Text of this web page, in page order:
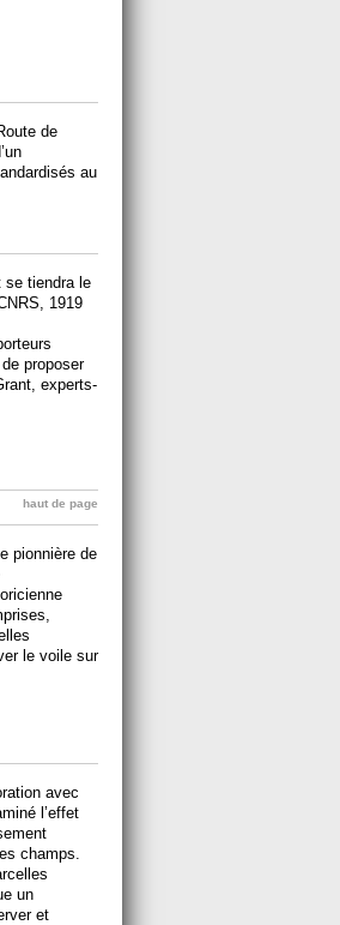
de
au
se tiendra le
1919
proposer
experts-
haut de page
pionnière de
le voile sur
avec
l’effet
champs.
un
et